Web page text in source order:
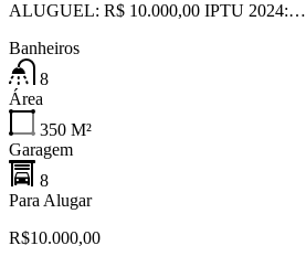
ALUGUEL: R$ 10.000,00 IPTU 2024:…
Banheiros
8
Área
350 M²
Garagem
8
Para Alugar
R$10.000,00